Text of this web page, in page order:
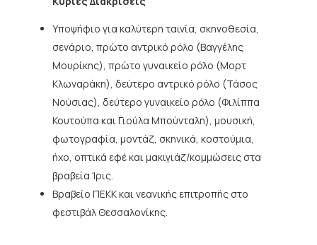
Υποψήφιο για καλύτερη ταινία, σκηνοθεσία,
σενάριο, πρώτο αντρικό ρόλο (Βαγγέλης
Μουρίκης), πρώτο γυναικείο ρόλο (Μορτ
Κλωναράκη), δεύτερο αντρικό ρόλο (Τάσος
Νούσιας), δεύτερο γυναικείο ρόλο (Φιλίππα
Κουτούπα και Γιούλα Μπούνταλη), μουσική,
φωτογραφία, μοντάζ, σκηνικά, κοστούμια,
ήχο, οπτικά εφέ και μακιγιάζ/κομμώσεις στα
βραβεία Ίρις.
Βραβείο ΠΕΚΚ και νεανικής επιτροπής στο
φεστιβάλ Θεσσαλονίκης.